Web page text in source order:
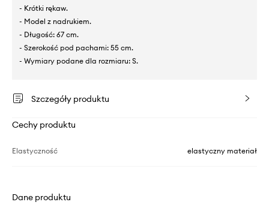
- Krótki rękaw.
- Model z nadrukiem.
- Długość: 67 cm.
- Szerokość pod pachami: 55 cm.
- Wymiary podane dla rozmiaru: S.
Szczegóły produktu
Cechy produktu
Elastyczność elastyczny materiał
Dane produktu